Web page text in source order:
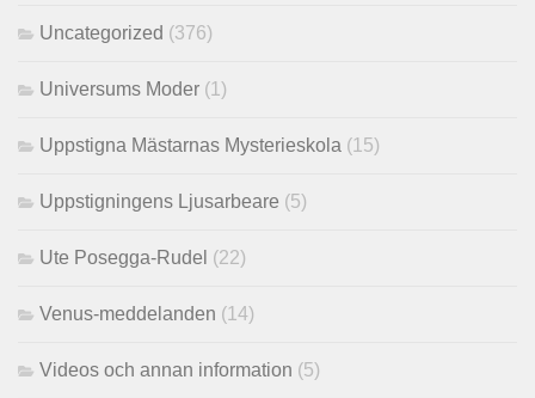
Uncategorized (376)
Universums Moder (1)
Uppstigna Mästarnas Mysterieskola (15)
Uppstigningens Ljusarbeare (5)
Ute Posegga-Rudel (22)
Venus-meddelanden (14)
Videos och annan information (5)